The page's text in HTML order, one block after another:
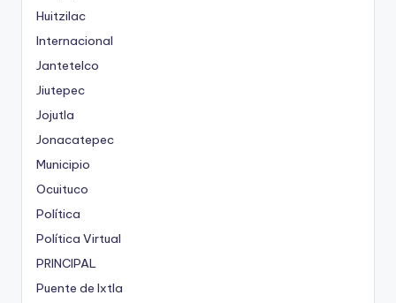
Huitzilac
Internacional
Jantetelco
Jiutepec
Jojutla
Jonacatepec
Municipio
Ocuituco
Política
Política Virtual
PRINCIPAL
Puente de Ixtla